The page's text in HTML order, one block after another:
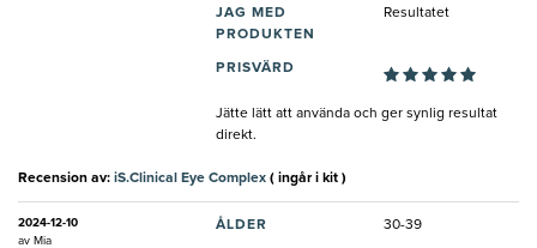
JAG MED
PRODUKTEN
Resultatet
PRISVÄRD
Jätte lätt att använda och ger synlig resultat
direkt.
Recension av: iS.Clinical Eye Complex ( ingår i kit )
2024-12-10
av Mia
ÅLDER 30-39